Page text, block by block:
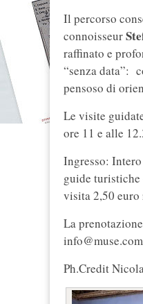
Il percorso
connoisseur
raffinato e
“senza data”:
pensoso di
Le visite
ore 11 e alle
Ingresso:
guide
visita 2,50
La
Ph.Credit